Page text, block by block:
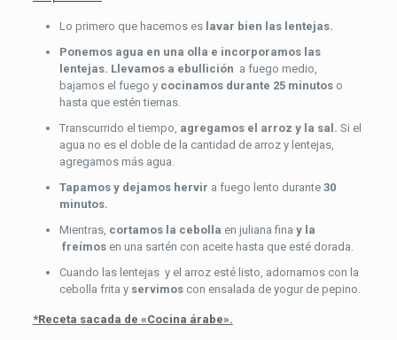
Lo primero que hacemos es lavar bien las lentejas.
Ponemos agua en una olla e incorporamos las
lentejas. Llevamos a ebullición a fuego medio,
bajamos el fuego y cocinamos durante 25 minutos o
hasta que estén tiernas.
Transcurrido el tiempo, agregamos el arroz y la sal. Si el
agua no es el doble de la cantidad de arroz y lentejas,
agregamos más agua.
Tapamos y dejamos hervir a fuego lento durante 30
minutos.
Mientras, cortamos la cebolla en juliana fina y la
freímos en una sartén con aceite hasta que esté dorada.
Cuando las lentejas y el arroz esté listo, adornamos con la
cebolla frita y servimos con ensalada de yogur de pepino.
*Receta sacada de «Cocina árabe».